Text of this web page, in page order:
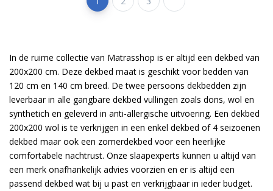
In de ruime collectie van Matrasshop is er altijd een dekbed van
200x200 cm. Deze dekbed maat is geschikt voor bedden van
120 cm en 140 cm breed. De twee persoons dekbedden zijn
leverbaar in alle gangbare dekbed vullingen zoals dons, wol en
synthetich en geleverd in anti-allergische uitvoering. Een dekbed
200x200 wol is te verkrijgen in een enkel dekbed of 4 seizoenen
dekbed maar ook een zomerdekbed voor een heerlijke
comfortabele nachtrust. Onze slaapexperts kunnen u altijd van
een merk onafhankelijk advies voorzien en er is altijd een
passend dekbed wat bij u past en verkrijgbaar in ieder budget.